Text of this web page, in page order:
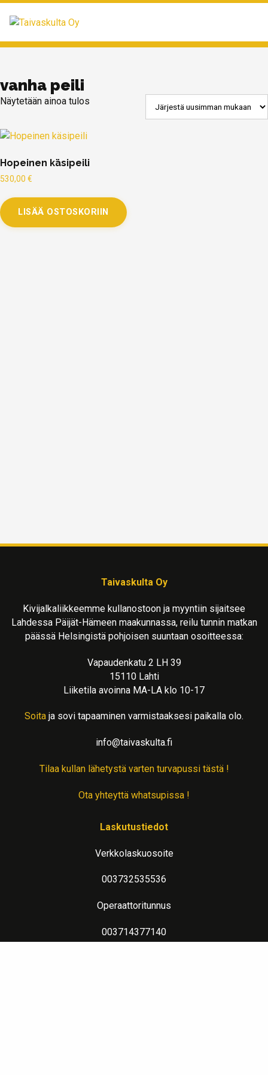
vanha peili
Näytetään ainoa tulos
Hopeinen käsipeili
530,00 €
LISÄÄ OSTOSKORIIN
Taivaskulta Oy
Kivijalkaliikkeemme kullanostoon ja myyntiin sijaitsee
Lahdessa Päijät-Hämeen maakunnassa, reilu tunnin matkan
päässä Helsingistä pohjoisen suuntaan osoitteessa:
Vapaudenkatu 2 LH 39
15110 Lahti
Liiketila avoinna MA-LA klo 10-17
Soita ja sovi tapaaminen varmistaaksesi paikalla olo.
info@taivaskulta.fi
Tilaa kullan lähetystä varten turvapussi tästä !
Ota yhteyttä whatsupissa !
Laskutustiedot
Verkkolaskuosoite
003732535536
Operaattoritunnus
003714377140